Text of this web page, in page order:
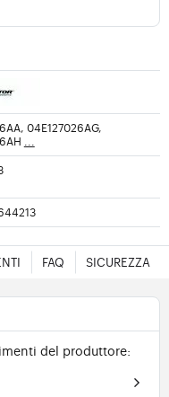
04E127026AG,
...
FAQ SICUREZZA
del produttore: